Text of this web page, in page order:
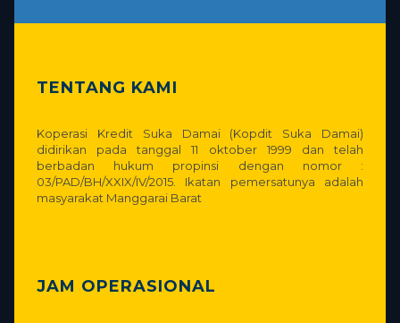
TENTANG KAMI
Koperasi Kredit Suka Damai (Kopdit Suka Damai)
didirikan pada tanggal 11 oktober 1999 dan telah
berbadan hukum propinsi dengan nomor :
03/PAD/BH/XXIX/IV/2015. Ikatan pemersatunya adalah
masyarakat Manggarai Barat
JAM OPERASIONAL